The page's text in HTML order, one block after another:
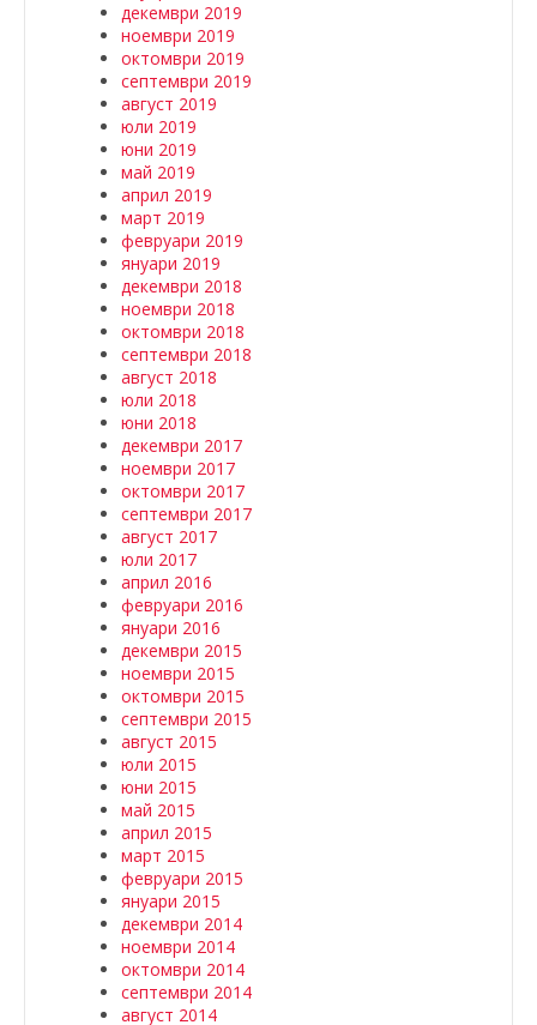
декември 2019
ноември 2019
октомври 2019
септември 2019
август 2019
юли 2019
юни 2019
май 2019
април 2019
март 2019
февруари 2019
януари 2019
декември 2018
ноември 2018
октомври 2018
септември 2018
август 2018
юли 2018
юни 2018
декември 2017
ноември 2017
октомври 2017
септември 2017
август 2017
юли 2017
април 2016
февруари 2016
януари 2016
декември 2015
ноември 2015
октомври 2015
септември 2015
август 2015
юли 2015
юни 2015
май 2015
април 2015
март 2015
февруари 2015
януари 2015
декември 2014
ноември 2014
октомври 2014
септември 2014
август 2014